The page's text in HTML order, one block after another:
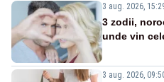
3 aug. 2026,
3 zodii,
unde vin
3 aug. 2026,